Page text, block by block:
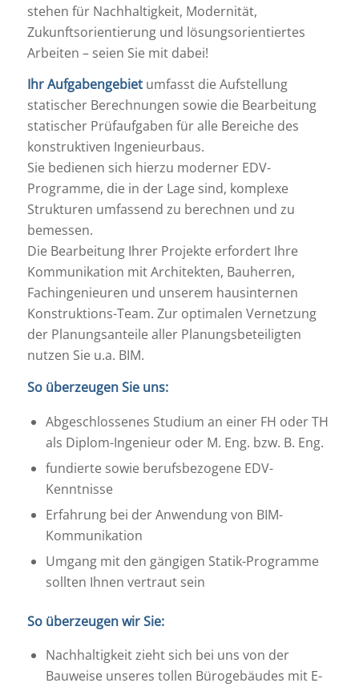
stehen für Nachhaltigkeit, Modernität,
Zukunftsorientierung und lösungsorientiertes
Arbeiten – seien Sie mit dabei!
Ihr Aufgabengebietumfasst die Aufstellung
statischer Berechnungen sowie die Bearbeitung
statischer Prüfaufgaben für alle Bereiche des
konstruktiven Ingenieurbaus.
Sie bedienen sich hierzu moderner EDV-
Programme, die in der Lage sind, komplexe
Strukturen umfassend zu berechnen und zu
bemessen.
Die Bearbeitung Ihrer Projekte erfordert Ihre
Kommunikation mit Architekten, Bauherren,
Fachingenieuren und unserem hausinternen
Konstruktions-Team. Zur optimalen Vernetzung
der Planungsanteile aller Planungsbeteiligten
nutzen Sie u.a. BIM.
So überzeugen Sie uns:
Abgeschlossenes Studium an einer FH oder TH
als Diplom-Ingenieur oder M. Eng. bzw. B. Eng.
fundierte sowie berufsbezogene EDV-
Kenntnisse
Erfahrung bei der Anwendung von BIM-
Kommunikation
Umgang mit den gängigen Statik-Programme
sollten Ihnen vertraut sein
So überzeugen wir Sie:
Nachhaltigkeit zieht sich bei uns von der
Bauweise unseres tollen Bürogebäudes mit E-